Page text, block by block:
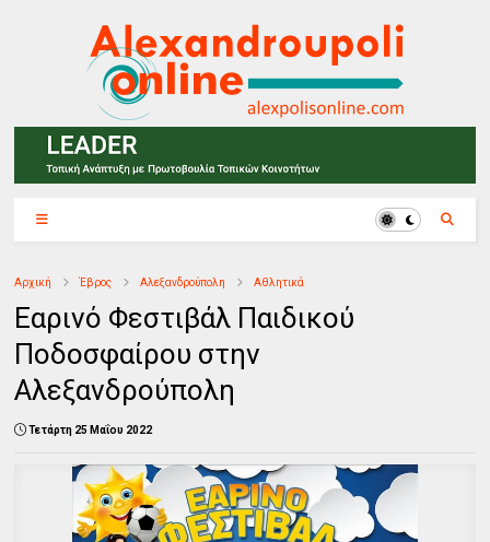
Αρχική Έβρος Αλεξανδρούπολη Αθλητικά
Εαρινό Φεστιβάλ Παιδικού
Ποδοσφαίρου στην
Αλεξανδρούπολη
Τετάρτη 25 Μαΐου 2022